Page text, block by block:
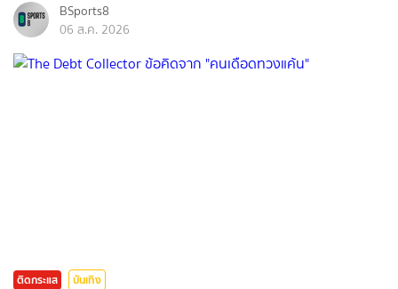
BSports8
06 ส.ค. 2026
ติดกระแส บันเทิง